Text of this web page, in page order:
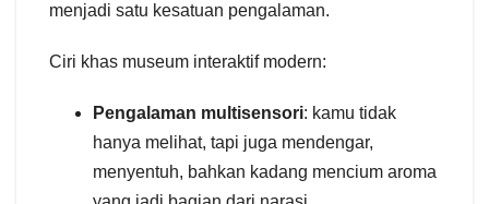
menjadi satu kesatuan pengalaman.
Ciri khas museum interaktif modern:
Pengalaman multisensori: kamu tidak
hanya melihat, tapi juga mendengar,
menyentuh, bahkan kadang mencium aroma